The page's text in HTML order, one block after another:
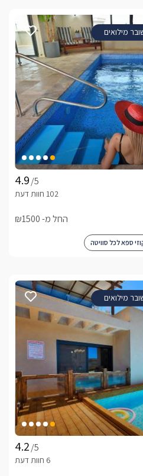
מילואים
/5
החל מ- ₪1500
ספא לכל סוויטה
מילואים
/5